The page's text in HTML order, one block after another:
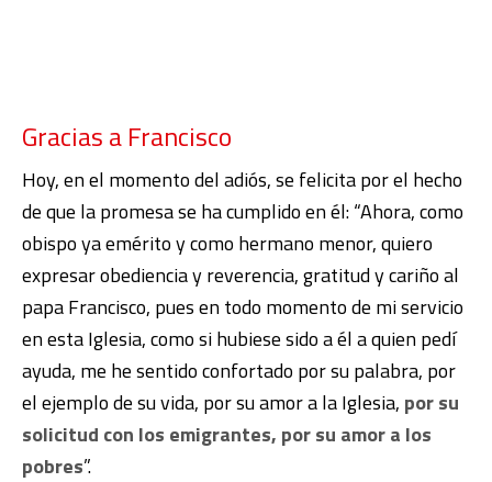
Gracias a Francisco
Hoy, en el momento del adiós, se felicita por el hecho
de que la promesa se ha cumplido en él: “Ahora, como
obispo ya emérito y como hermano menor, quiero
expresar obediencia y reverencia, gratitud y cariño al
papa Francisco, pues en todo momento de mi servicio
en esta Iglesia, como si hubiese sido a él a quien pedí
ayuda, me he sentido confortado por su palabra, por
el ejemplo de su vida, por su amor a la Iglesia, por su
solicitud con los emigrantes, por su amor a los
pobres”.